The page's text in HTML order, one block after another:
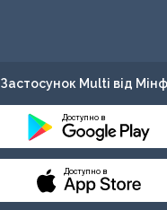
Застосунок Multi від
Доступно в
Доступно в